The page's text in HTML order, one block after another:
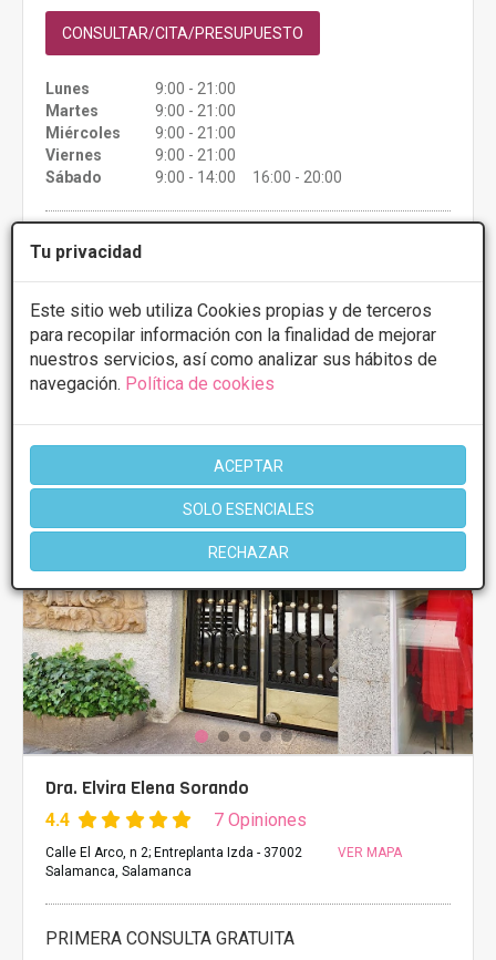
Tu privacidad
Este sitio web utiliza Cookies propias y de terceros
para recopilar información con la finalidad de mejorar
nuestros servicios, así como analizar sus hábitos de
navegación. Política de cookies
ACEPTAR
SOLO ESENCIALES
RECHAZAR
CONSULTAR/CITA/PRESUPUESTO
Lunes
9:00 - 21:00
Martes
9:00 - 21:00
Miércoles
9:00 - 21:00
Viernes
9:00 - 21:00
Sábado
9:00 - 14:00 16:00 - 20:00
Más información
Dra. Elvira Elena Sorando
4.4 7 Opiniones
Calle El Arco, n 2; Entreplanta Izda - 37002
Salamanca, Salamanca
VER MAPA
PRIMERA CONSULTA GRATUITA